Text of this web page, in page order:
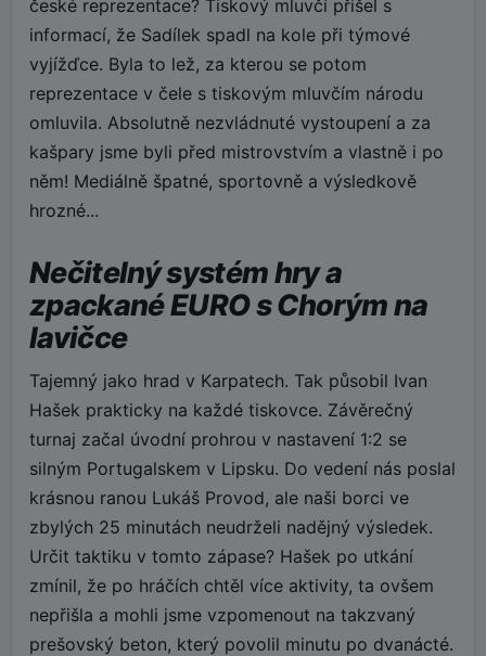
české reprezentace? Tiskový mluvčí přišel s
informací, že Sadílek spadl na kole při týmové
vyjížďce. Byla to lež, za kterou se potom
reprezentace v čele s tiskovým mluvčím národu
omluvila. Absolutně nezvládnuté vystoupení a za
kašpary jsme byli před mistrovstvím a vlastně i po
něm! Mediálně špatné, sportovně a výsledkově
hrozné...
Nečitelný systém hry a
zpackané EURO s Chorým na
lavičce
Tajemný jako hrad v Karpatech. Tak působil Ivan
Hašek prakticky na každé tiskovce. Závěrečný
turnaj začal úvodní prohrou v nastavení 1:2 se
silným Portugalskem v Lipsku. Do vedení nás poslal
krásnou ranou Lukáš Provod, ale naši borci ve
zbylých 25 minutách neudrželi nadějný výsledek.
Určit taktiku v tomto zápase? Hašek po utkání
zmínil, že po hráčích chtěl více aktivity, ta ovšem
nepřišla a mohli jsme vzpomenout na takzvaný
prešovský beton, který povolil minutu po dvanácté.